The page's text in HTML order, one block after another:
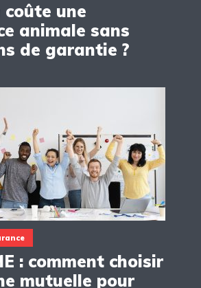
coûte une
animale sans
de garantie ?
: comment choisir
mutuelle pour